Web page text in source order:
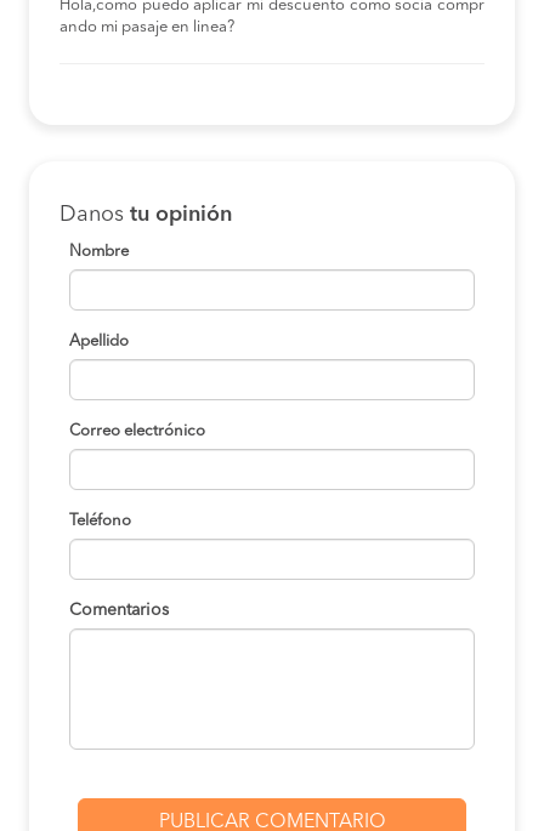
Hola,como puedo aplicar mi descuento como socia compr
ando mi pasaje en linea?
Danos tu opinión
Nombre
Apellido
Correo electrónico
Teléfono
Comentarios